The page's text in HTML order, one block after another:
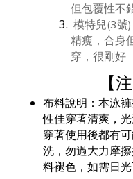
但包覆性不
模特兒(3號
精瘦，合身
穿，很剛好
【
布料說明：本泳
性佳穿著清爽，
穿著使用後都有
洗，勿過大力摩
料褪色，如需日